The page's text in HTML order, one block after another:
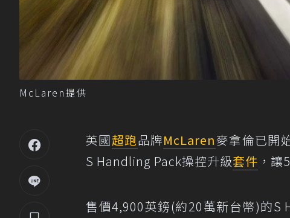
McLaren提供
英國超跑品牌McLaren麥拿倫已開
S Handling Pack操控升級套件 ，
售價4,900英鎊(約20萬新台幣)的S